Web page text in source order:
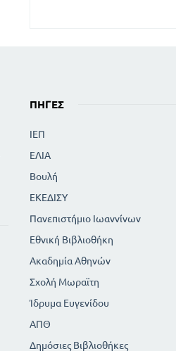
ΠΗΓΈΣ
ΙΕΠ
ΕΛΙΑ
Βουλή
ΕΚΕΔΙΣΥ
Πανεπιστήμιο Ιωαννίνων
Εθνική Βιβλιοθήκη
Ακαδημία Αθηνών
Σχολή Μωραϊτη
Ίδρυμα Ευγενίδου
ΑΠΘ
Δημόσιες Βιβλιοθήκες